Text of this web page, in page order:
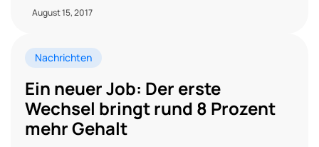
August 15, 2017
Nachrichten
Ein neuer Job: Der erste
Wechsel bringt rund 8 Prozent
mehr Gehalt